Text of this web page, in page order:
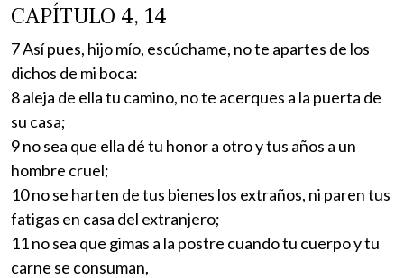
CAPÍTULO 4, 14
7 Así pues, hijo mío, escúchame, no te apartes de los
dichos de mi boca:
8 aleja de ella tu camino, no te acerques a la puerta de
su casa;
9 no sea que ella dé tu honor a otro y tus años a un
hombre cruel;
10 no se harten de tus bienes los extraños, ni paren tus
fatigas en casa del extranjero;
11 no sea que gimas a la postre cuando tu cuerpo y tu
carne se consuman,